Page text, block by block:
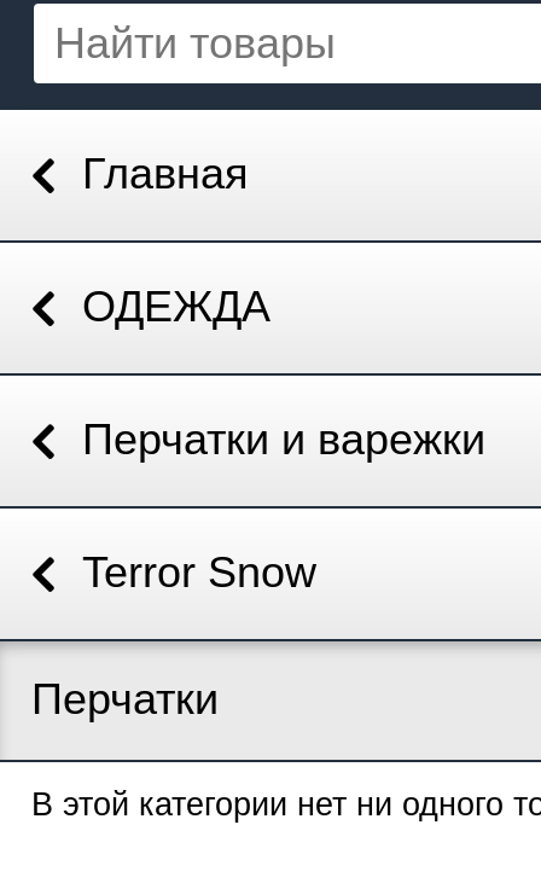
Главная
ОДЕЖДА
Перчатки и варежки
Terror Snow
Перчатки
В этой категории нет ни одного